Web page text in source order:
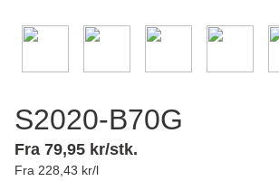
S2020-B70G
Fra 79,95 kr/stk.
Fra 228,43 kr/l